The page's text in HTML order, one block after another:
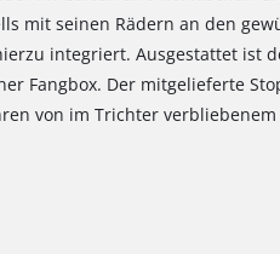
mit seinen Rädern an den
integriert. Ausgestattet ist
Fangbox. Der mitgelieferte
von im Trichter verbliebenem